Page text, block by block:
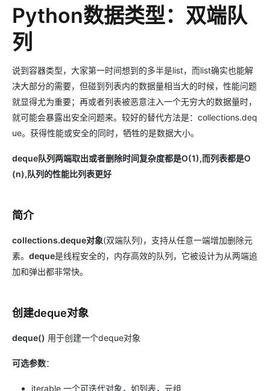
Python数据类型：双端队
列
说到容器类型，大家第一时间想到的多半是list，而list确实也能解
决大部分的需要，但碰到列表内的数据量相当大的时候，性能问题
就显得尤为重要；再或者列表被恶意注入一个无穷大的数据量时，
就可能会暴露出安全问题来。较好的替代方法是：collections.deq
ue。获得性能或安全的同时，牺牲的是数据大小。
deque队列两端取出或者删除时间复杂度都是O(1),而列表都是O
(n),队列的性能比列表更好
简介
collections.deque对象(双端队列)，支持从任意一端增加删除元
素。 deque是线程安全的，内存高效的队列，它被设计为从两端追
加和弹出都非常快。
创建deque对象
deque() 用于创建一个deque对象
可选参数：
iterable 一个可迭代对象，如列表，元组